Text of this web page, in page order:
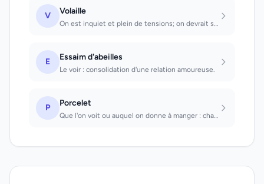
V Volaille
On est inquiet et plein de tensions; on devrait se détendre, sinon l'excitation...
E Essaim d'abeilles
Le voir : consolidation d'une relation amoureuse.
P Porcelet
Que l'on voit ou auquel on donne à manger : chance et succès.